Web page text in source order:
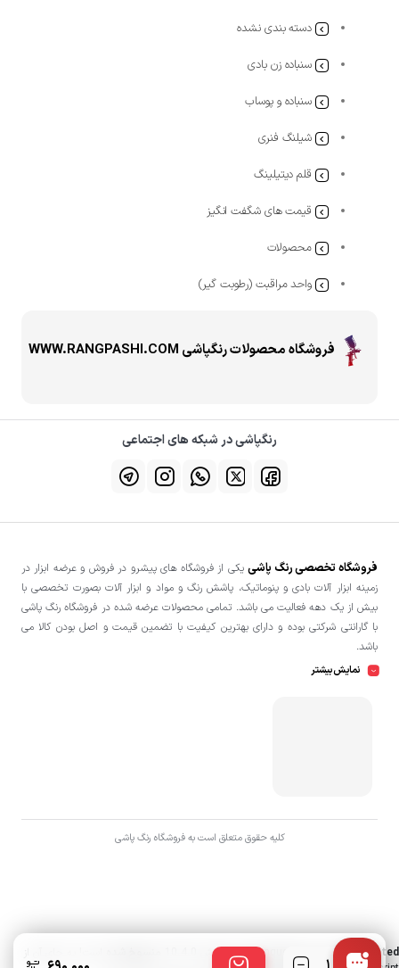
تعداد
دسته بندی نشده
سنباده زن بادی
سنباده و پوساب
شیلنگ فنری
قلم دیتیلینگ
قیمت های شگفت انگیز
محصولات
واحد مراقبت (رطوبت گیر)
فروشگاه محصولات رنگپاشی WWW.RANGPASHI.COM
رنگپاشی در شبکه های اجتماعی
فروشگاه تخصصی رنگ پاشییکی از فروشگاه های پیشرو در فروش و عرضه ابزار در
زمینه ابزار آلات بادی و پنوماتیک، پاشش رنگ و مواد و ابزار آلات بصورت تخصصی با
بیش از یک دهه فعالیت می باشد. تمامی محصولات عرضه شده در فروشگاه رنگ پاشی
با گارانتی شرکتی بوده و دارای بهترین کیفیت با تضمین قیمت و اصل بودن کالا می
باشد.
نمایش بیشتر
کلیه حقوق متعلق است به فروشگاه رنگ پاشی
Deprecated : تابع wc_enqueue_js از نگارش 10.4.0